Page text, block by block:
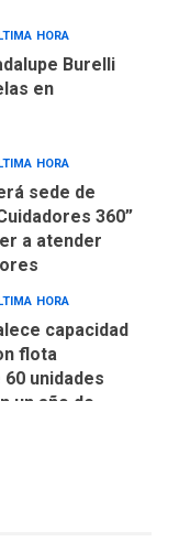
HORA
Burelli
en
HORA
sede de
360”
a atender
HORA
capacidad
flota
unidades
un año de